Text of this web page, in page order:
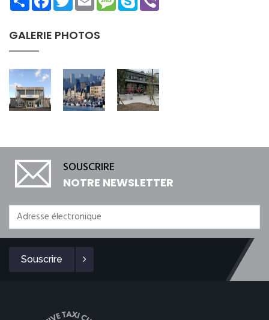
GALERIE PHOTOS
SOUSCRIRE
NOTRE NEWSLETTER
Souscrire